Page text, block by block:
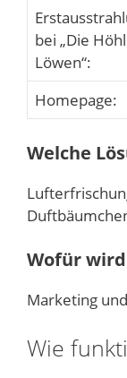
bei „Die
Löwen“:
Homepage:
Welche
Wofür
Marketing
Wie